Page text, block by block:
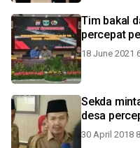
Tim bakal
percepat
18 June 2021
Sekda
desa
30 April 2018